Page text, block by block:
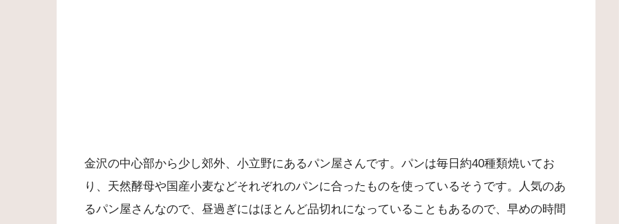
金沢の中心部から少し郊外、小立野にあるパン屋さんです。パンは毎日約40種類焼いてお
り、天然酵母や国産小麦などそれぞれのパンに合ったものを使っているそうです。人気のあ
るパン屋さんなので、昼過ぎにはほとんど品切れになっていることもあるので、早めの時間